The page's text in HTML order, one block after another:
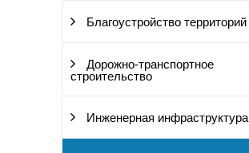
Благоустройство территорий
Дорожно-транспортное
строительство
Инженерная инфраструктура